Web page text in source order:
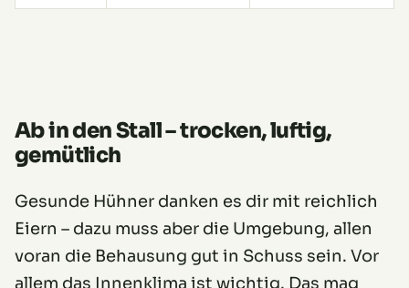
Ab in den Stall – trocken, luftig,
gemütlich
Gesunde Hühner danken es dir mit reichlich
Eiern – dazu muss aber die Umgebung, allen
voran die Behausung gut in Schuss sein. Vor
allem das Innenklima ist wichtig. Das mag